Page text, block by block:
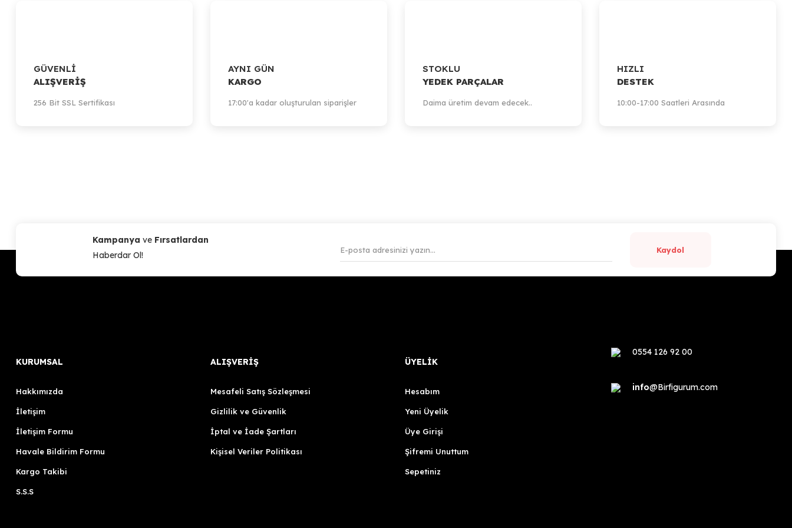
GÜVENLİ
ALIŞVERİŞ
256 Bit SSL Sertifikası
AYNI GÜN
KARGO
17:00'a kadar oluşturulan siparişler
STOKLU
YEDEK PARÇALAR
Daima üretim devam edecek..
HIZLI
DESTEK
10:00-17:00 Saatleri Arasında
Kampanya ve Fırsatlardan
Haberdar Ol!
Kaydol
KURUMSAL
Hakkımızda
İletişim
İletişim Formu
Havale Bildirim Formu
Kargo Takibi
S.S.S
ALIŞVERİŞ
Mesafeli Satış Sözleşmesi
Gizlilik ve Güvenlik
İptal ve İade Şartları
Kişisel Veriler Politikası
ÜYELİK
Hesabım
Yeni Üyelik
Üye Girişi
Şifremi Unuttum
Sepetiniz
0554 126 92 00
info@Birfigurum.com